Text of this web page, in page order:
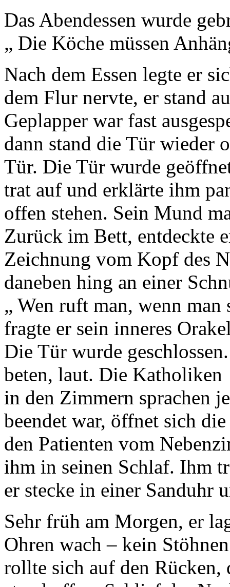
Das Abendessen wurde
„ Die Köche müssen
Nach dem Essen legte er
dem Flur nervte, er stand
Geplapper war fast
dann stand die Tür wieder
Tür. Die Tür wurde
trat auf und erklärte ihm
offen stehen. Sein Mund
Zurück im Bett, entdeckte
Zeichnung vom Kopf des
daneben hing an einer
„ Wen ruft man, wenn
fragte er sein inneres
Die Tür wurde
beten, laut. Die Katholiken
in den Zimmern sprachen
beendet war, öffnet sich
den Patienten vom
ihm in seinen Schlaf. Ihm
er stecke in einer Sanduhr
Sehr früh am Morgen, er
Ohren wach – kein
rollte sich auf den